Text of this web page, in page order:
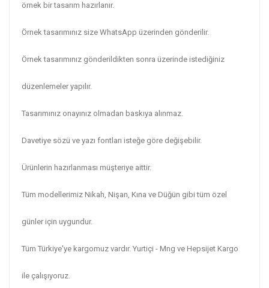
örnek bir tasarım hazırlanır.
Örnek tasarımınız size WhatsApp üzerinden gönderilir.
Örnek tasarımınız gönderildikten sonra üzerinde istediğiniz
düzenlemeler yapılır.
Tasarımınız onayınız olmadan baskıya alınmaz.
Davetiye sözü ve yazı fontları isteğe göre değişebilir.
Ürünlerin hazırlanması müşteriye aittir.
Tüm modellerimiz Nikah, Nişan, Kına ve Düğün gibi tüm özel
günler için uygundur.
Tüm Türkiye'ye kargomuz vardır. Yurtiçi - Mng ve Hepsijet Kargo
ile çalışıyoruz.